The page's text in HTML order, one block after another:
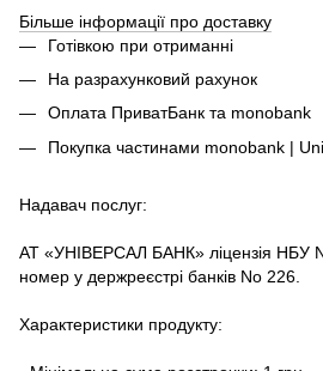
Більше інформації про доставку
Готівкою при отриманні
На разрахунковий рахунок
Оплата ПриватБанк та monobank
Покупка частинами monobank |
Надавач послуг:
АТ «УНІВЕРСАЛ БАНК» ліцензія НБУ
номер у держреєстрі банків No 226.
Характеристики продукту: